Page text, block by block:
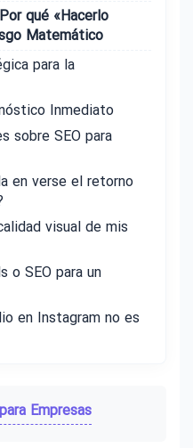
qué «Hacerlo
Matemático
para la
Inmediato
sobre SEO para
en verse el retorno
visual de mis
o SEO para un
en Instagram no es
Empresas